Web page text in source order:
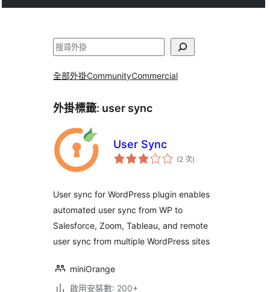
搜
全部外掛CommunityCommercial
外掛標籤: user sync
User Sync
(2 次評
分)
User sync for WordPress plugin enables
automated user sync from WP to
Salesforce, Zoom, Tableau, and remote
user sync from multiple WordPress sites
miniOrange
啟用安裝數: 200+